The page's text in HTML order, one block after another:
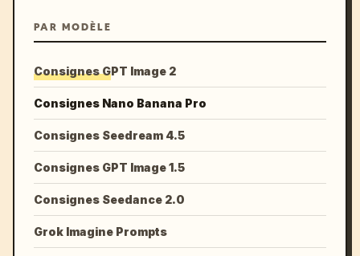
PAR MODÈLE
Consignes GPT Image 2
Consignes Nano Banana Pro
Consignes Seedream 4.5
Consignes GPT Image 1.5
Consignes Seedance 2.0
Grok Imagine Prompts